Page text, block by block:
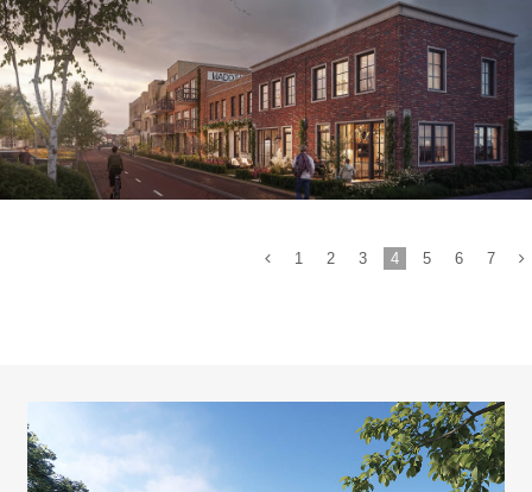
Binnenstedelijke ontwikkeling
1 2 3 4 5 6 7